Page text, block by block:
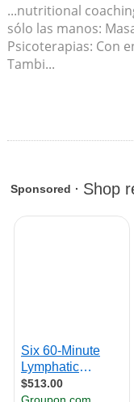
...nutritional
sólo las manos:
Psicoterapias: Con
Tambi...